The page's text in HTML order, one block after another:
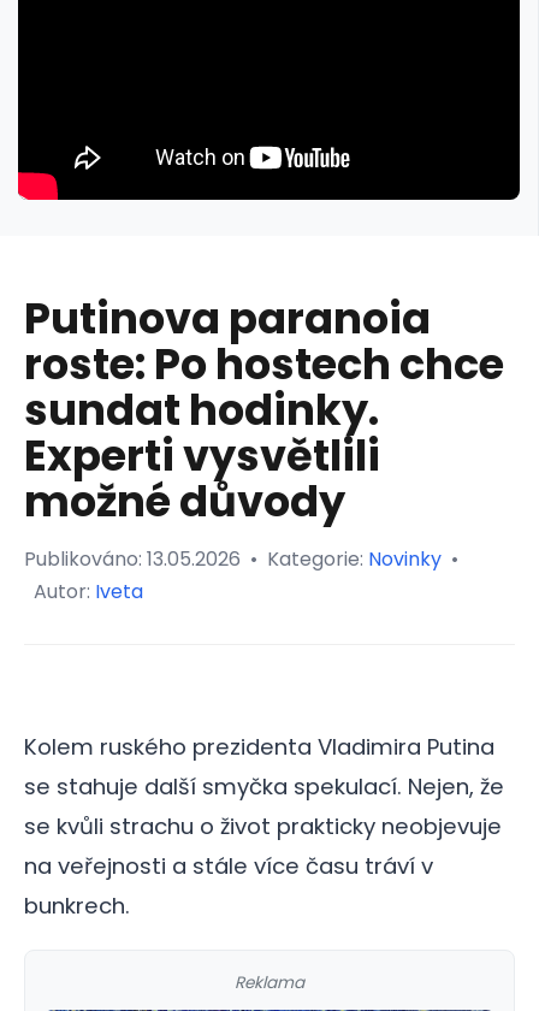
Putinova paranoia
roste: Po hostech chce
sundat hodinky.
Experti vysvětlili
možné důvody
Publikováno: 13.05.2026 • Kategorie: Novinky •
Autor: Iveta
Kolem ruského prezidenta Vladimira Putina
se stahuje další smyčka spekulací. Nejen, že
se kvůli strachu o život prakticky neobjevuje
na veřejnosti a stále více času tráví v
bunkrech.
Reklama